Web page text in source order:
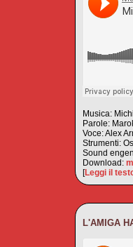
Musica:
Parole:
Voce: Alex
Strumenti:
Sound
Download:
[Leggi il
L'AMIGA